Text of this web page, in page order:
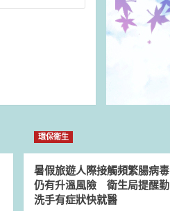
環保衛生
暑假旅遊人際接觸頻繁腸病毒
仍有升溫風險 衛生局提醒勤
洗手有症狀快就醫